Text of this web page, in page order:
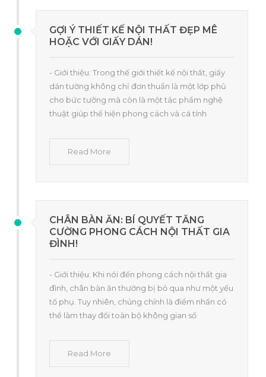
GỢI Ý THIẾT KẾ NỘI THẤT ĐẸP MÊ
HOẶC VỚI GIẤY DÁN!
- Giới thiệu: Trong thế giới thiết kế nội thất, giấy
dán tường không chỉ đơn thuần là một lớp phủ
cho bức tường mà còn là một tác phẩm nghệ
thuật giúp thể hiện phong cách và cá tính
Read More
CHÂN BÀN ĂN: BÍ QUYẾT TĂNG
CƯỜNG PHONG CÁCH NỘI THẤT GIA
ĐÌNH!
- Giới thiệu: Khi nói đến phong cách nội thất gia
đình, chân bàn ăn thường bị bỏ qua như một yếu
tố phụ. Tuy nhiên, chúng chính là điểm nhấn có
thể làm thay đổi toàn bộ không gian số
Read More